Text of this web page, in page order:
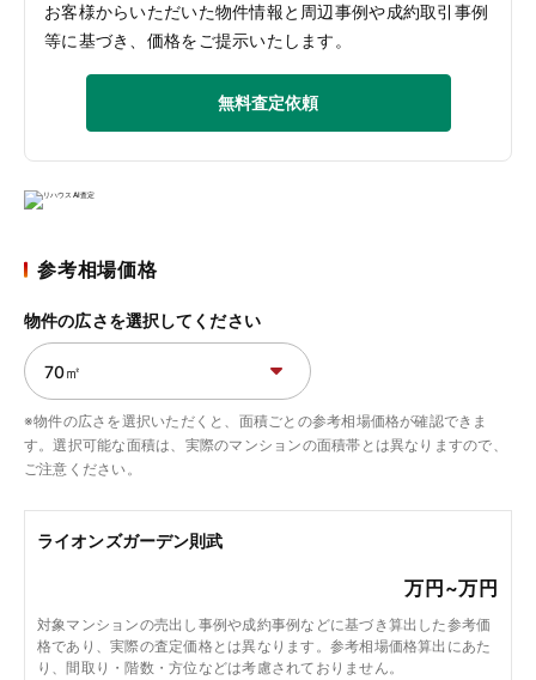
お客様からいただいた物件情報と周辺事例や成約取引事例
等に基づき、価格をご提示いたします。
無料査定依頼
参考相場価格
ライオンズガーデン則武
万円~万円
対象マンションの売出し事例や成約事例などに基づき算出した参考価
格であり、実際の査定価格とは異なります。参考相場価格算出にあた
り、間取り・階数・方位などは考慮されておりません。
物件の広さを選択してください
※物件の広さを選択いただくと、面積ごとの参考相場価格が確認できま
す。選択可能な面積は、実際のマンションの面積帯とは異なりますので、
ご注意ください。